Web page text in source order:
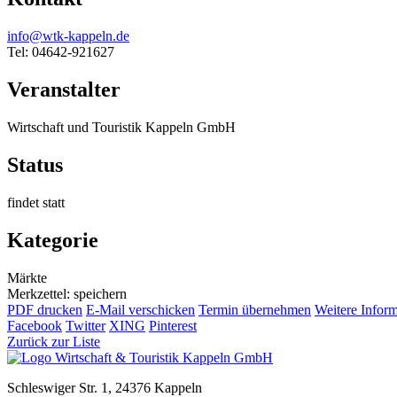
info@wtk-kappeln.de
Tel: 04642-921627
Veranstalter
Wirtschaft und Touristik Kappeln GmbH
Status
findet statt
Kategorie
Märkte
Merkzettel: speichern
PDF drucken E-Mail verschicken Termin übernehmen Weitere
Facebook Twitter XING Pinterest
Zurück zur Liste
Schleswiger Str. 1, 24376 Kappeln